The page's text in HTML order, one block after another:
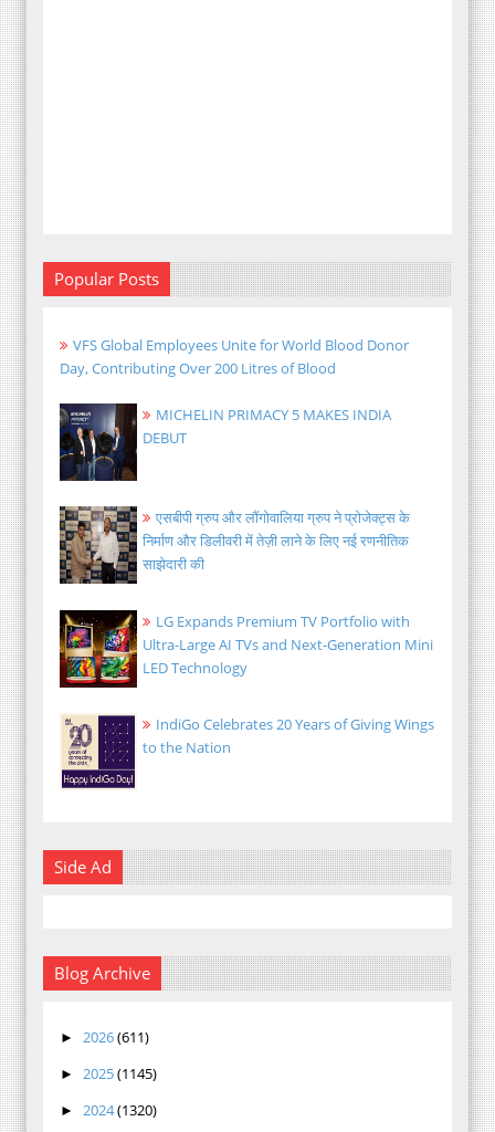
Popular Posts
VFS Global Employees Unite for World Blood Donor
Day, Contributing Over 200 Litres of Blood
MICHELIN PRIMACY 5 MAKES INDIA
DEBUT
एसबीपी ग्रुप और लौंगोवालिया ग्रुप ने प्रोजेक्ट्स के
निर्माण और डिलीवरी में तेज़ी लाने के लिए नई रणनीतिक
साझेदारी की
LG Expands Premium TV Portfolio with
Ultra-Large AI TVs and Next-Generation Mini
LED Technology
IndiGo Celebrates 20 Years of Giving Wings
to the Nation
Side Ad
Blog Archive
► 2026(611)
► 2025(1145)
► 2024(1320)